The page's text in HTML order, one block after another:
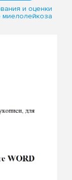
и оценки
миелолейкоза